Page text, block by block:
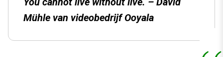
Mühle van videobedrijf Ooyala